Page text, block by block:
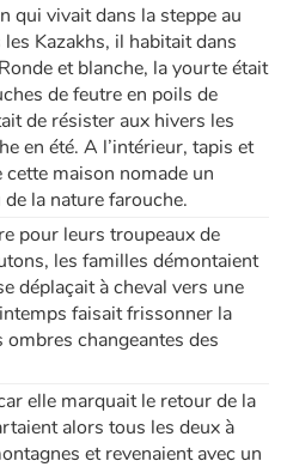
qui vivait dans la steppe au
Kazakhs, il habitait dans
et blanche, la yourte était
de feutre en poils de
de résister aux hivers les
en été. A l’intérieur, tapis et
maison nomade un
la nature farouche.
pour leurs troupeaux de
les familles démontaient
déplaçait à cheval vers une
faisait frissonner la
changeantes des
elle marquait le retour de la
alors tous les deux à
et revenaient avec un